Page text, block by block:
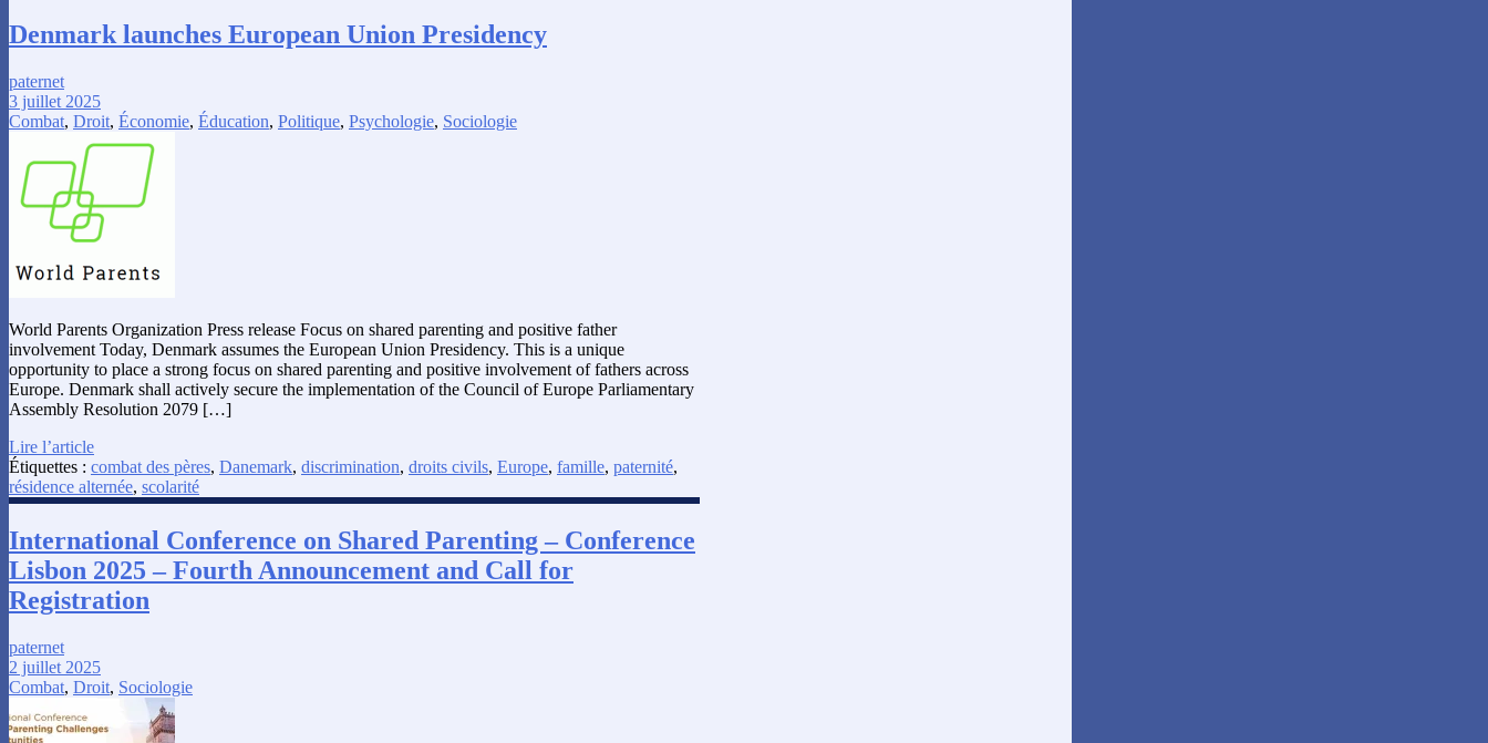
Denmark launches European Union Presidency
paternet
3 juillet 2025
Combat, Droit, Économie, Éducation, Politique, Psychologie, Sociologie
World Parents Organization Press release Focus on shared parenting and positive father
involvement Today, Denmark assumes the European Union Presidency. This is a unique
opportunity to place a strong focus on shared parenting and positive involvement of fathers across
Europe. Denmark shall actively secure the implementation of the Council of Europe Parliamentary
Assembly Resolution 2079 […]
Lire l’article
Étiquettes : combat des pères, Danemark, discrimination, droits civils, Europe, famille, paternité,
résidence alternée, scolarité
International Conference on Shared Parenting – Conference
Lisbon 2025 – Fourth Announcement and Call for
Registration
paternet
2 juillet 2025
Combat, Droit, Sociologie